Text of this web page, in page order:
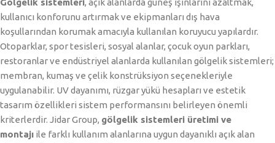
Gölgelik sistemleri, açık alanlarda güneş ışınlarını azaltmak,
kullanıcı konforunu artırmak ve ekipmanları dış hava
koşullarından korumak amacıyla kullanılan koruyucu yapılardır.
Otoparklar, spor tesisleri, sosyal alanlar, çocuk oyun parkları,
restoranlar ve endüstriyel alanlarda kullanılan gölgelik sistemleri;
membran, kumaş ve çelik konstrüksiyon seçenekleriyle
uygulanabilir. UV dayanımı, rüzgar yükü hesapları ve estetik
tasarım özellikleri sistem performansını belirleyen önemli
kriterlerdir. Jidar Group, gölgelik sistemleri üretimi ve
montajı ile farklı kullanım alanlarına uygun dayanıklı açık alan